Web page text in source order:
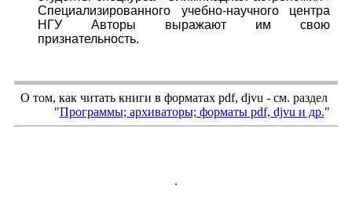
Специализированного учебно-научного центра
НГУ Авторы выражают им свою
признательность.
О том, как читать книги в форматах pdf, djvu - см. раздел
"Программы; архиваторы; форматы pdf, djvu и др."
.